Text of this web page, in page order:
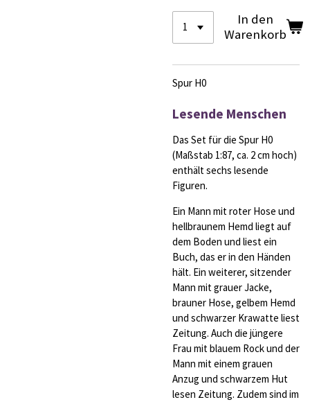
In den
Warenkorb
Spur H0
Lesende Menschen
Das Set für die Spur H0
(Maßstab 1:87, ca. 2 cm hoch)
enthält sechs lesende
Figuren.
Ein Mann mit roter Hose und
hellbraunem Hemd liegt auf
dem Boden und liest ein
Buch, das er in den Händen
hält. Ein weiterer, sitzender
Mann mit grauer Jacke,
brauner Hose, gelbem Hemd
und schwarzer Krawatte liest
Zeitung. Auch die jüngere
Frau mit blauem Rock und der
Mann mit einem grauen
Anzug und schwarzem Hut
lesen Zeitung. Zudem sind im